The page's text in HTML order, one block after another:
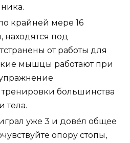
крайней мере 16
находятся под
от работы для
мышцы работают при
большинства
тела.
уже 3 и довёл общее
опору стопы,